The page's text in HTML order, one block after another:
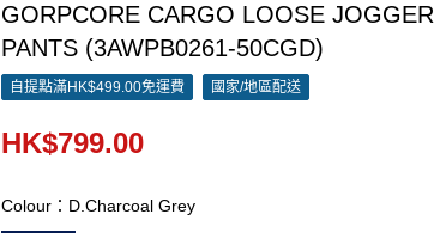
GORPCORE CARGO LOOSE JOGGER
PANTS (3AWPB0261-50CGD)
自提點滿HK$499.00免運費 國家/地區配送
HK$799.00
Colour：D.Charcoal Grey